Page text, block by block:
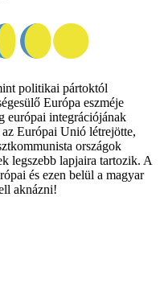
politikai pártoktól
Európa eszméje
európai integrációjának
Európai Unió létrejötte,
országok
legszebb lapjaira tartozik. A
és ezen belül a magyar
aknázni!